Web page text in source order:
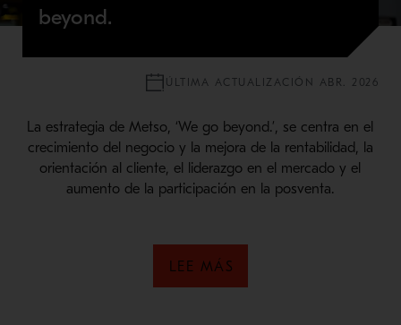
beyond.
ÚLTIMA ACTUALIZACIÓN ABR. 2026
La estrategia de Metso, ‘We go beyond.’, se centra en el
crecimiento del negocio y la mejora de la rentabilidad, la
orientación al cliente, el liderazgo en el mercado y el
aumento de la participación en la posventa.
LEE MÁS